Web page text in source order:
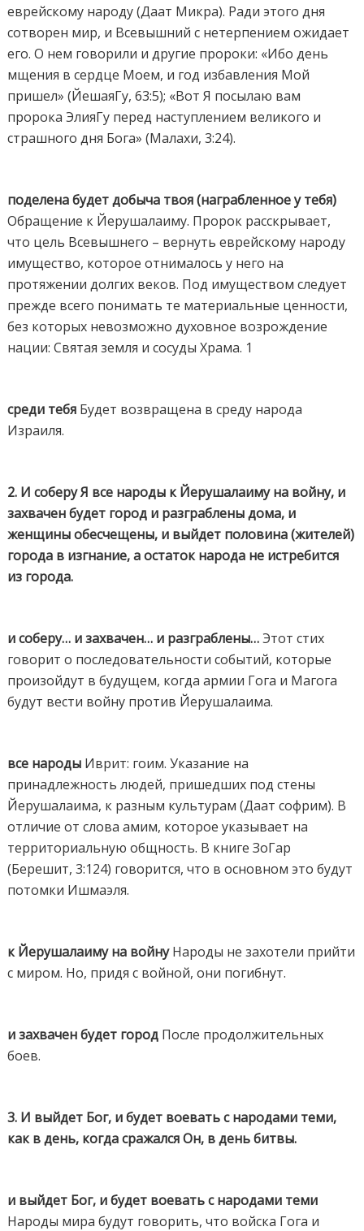
еврейскому народу (Даат Микра). Ради этого дня
сотворен мир, и Всевышний с нетерпением ожидает
его. О нем говорили и другие пророки: «Ибо день
мщения в сердце Моем, и год избавления Мой
пришел» (ЙешаяГу, 63:5); «Вот Я посылаю вам
пророка ЭлияГу перед наступлением великого и
страшного дня Бога» (Малахи, 3:24).
поделена будет добыча твоя (награбленное у тебя)
Обращение к Йерушалаиму. Пророк расскрывает,
что цель Всевышнего – вернуть еврейскому народу
имущество, которое отнималось у него на
протяжении долгих веков. Под имуществом следует
прежде всего понимать те материальные ценности,
без которых невозможно духовное возрождение
нации: Святая земля и сосуды Храма. 1
среди тебя Будет возвращена в среду народа
Израиля.
2. И соберу Я все народы к Йерушалаиму на войну, и
захвачен будет город и разграблены дома, и
женщины обесчещены, и выйдет половина (жителей)
города в изгнание, а остаток народа не истребится
из города.
и соберу… и захвачен… и разграблены…Этот стих
говорит о последовательности событий, которые
произойдут в будущем, когда армии Гога и Магога
будут вести войну против Йерушалаима.
все народы Иврит: гоим. Указание на
принадлежность людей, пришедших под стены
Йерушалаима, к разным культурам (Даат софрим). В
отличие от слова амим, которое указывает на
территориальную общность. В книге ЗоГар
(Берешит, 3:124) говорится, что в основном это будут
потомки Ишмаэля.
к Йерушалаиму на войнуНароды не захотели прийти
с миром. Но, придя с войной, они погибнут.
и захвачен будет город После продолжительных
боев.
3. И выйдет Бог, и будет воевать с народами теми,
как в день, когда сражался Он, в день битвы.
и выйдет Бог, и будет воевать с народами теми
Народы мира будут говорить, что войска Гога и